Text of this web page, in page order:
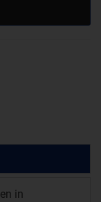
in